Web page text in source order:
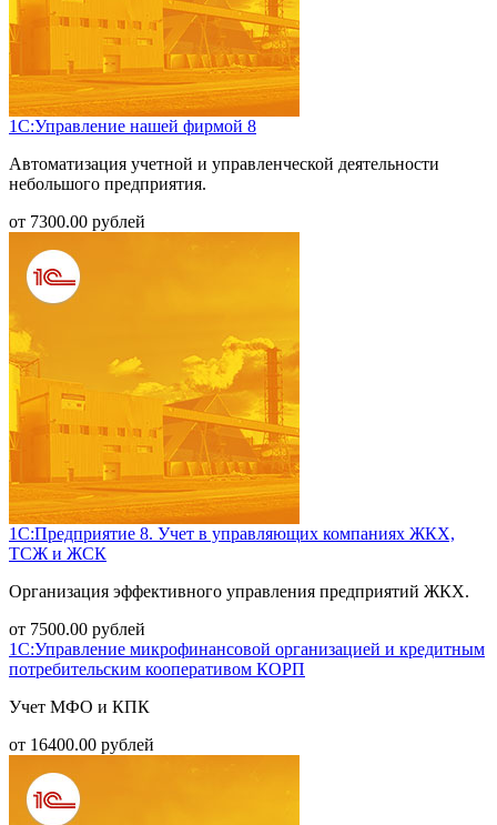
1С:Управление нашей фирмой 8
Автоматизация учетной и управленческой деятельности
небольшого предприятия.
от 7300.00 рублей
1С:Предприятие 8. Учет в управляющих компаниях ЖКХ,
ТСЖ и ЖСК
Организация эффективного управления предприятий ЖКХ.
от 7500.00 рублей
1С:Управление микрофинансовой организацией и кредитным
потребительским кооперативом КОРП
Учет МФО и КПК
от 16400.00 рублей